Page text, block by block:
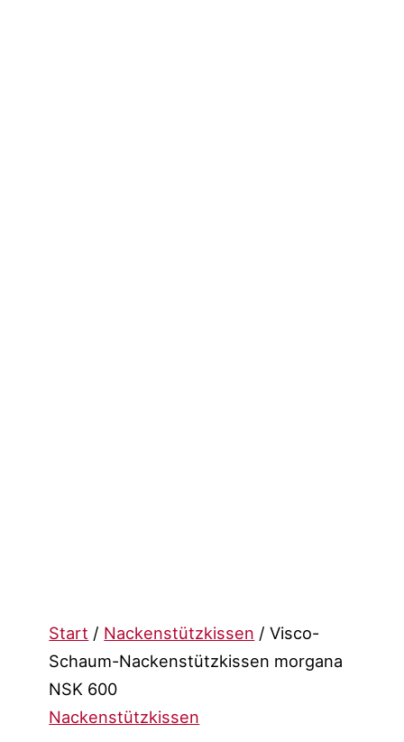
Start / Nackenstützkissen / Visco-
Schaum-Nackenstützkissen morgana
NSK 600
Nackenstützkissen